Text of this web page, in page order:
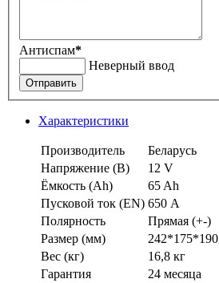
Антиспам*
Неверный ввод
Отправить
Характеристики
Производитель
Беларусь
Напряжение (В)
12 V
Ёмкость (Аh)
65 Ah
Пусковой ток (EN) 650 А
Полярность
Прямая (+-)
Размер (мм)
242*175*190
Вес (кг)
16,8 кг
Гарантия
24 месяца